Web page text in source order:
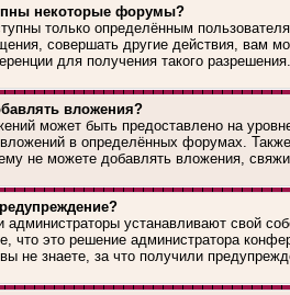
некоторые форумы?
только определённым
совершать другие действия, вам
для получения такого разрешения.
вложения?
может быть предоставлено на
в определённых форумах.
не можете добавлять вложения,
администраторы устанавливают свой
что это решение администратора
не знаете, за что получили